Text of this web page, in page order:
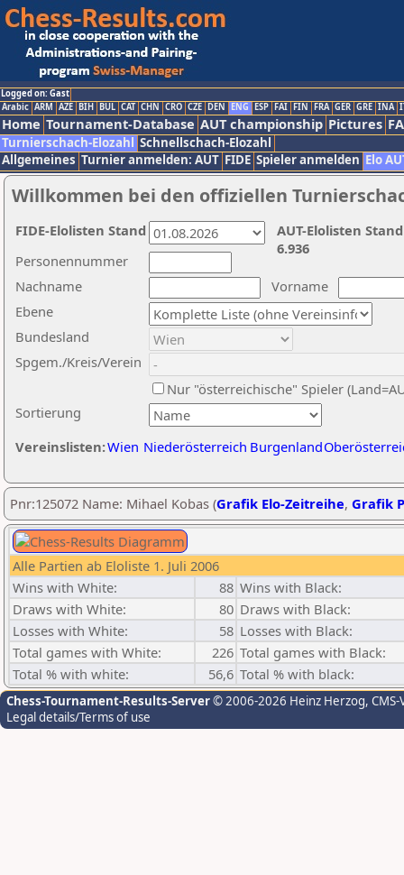
Logged on: Gast
Arabic ARM AZE BIH BUL CAT CHN CRO CZE DEN ENG ESP FAI FIN FRA GER GRE INA
Home Tournament-Database AUT championship Pictures
Turnierschach-Elozahl Schnellschach-Elozahl
Allgemeines Turnier anmelden: AUT FIDE Spieler anmelden Elo
Willkommen bei den offiziellen
Nachname
Vorname
Ebene
Sortierung
Personennummer
Bundesland
Spgem./Kreis/Verein
Nur "österreichische" Spieler
Vereinslisten:Wien Niederösterreich Burgenland
AUT-Elolisten
6.936
FIDE-Elolisten Stand
Pnr:125072 Name: Mihael Kobas (Grafik Elo-Zeitreihe, Grafik
Alle Partien ab Eloliste 1. Juli 2006
Wins with White:
88 Wins with Black:
Draws with White:
80 Draws with Black:
Losses with White:
58 Losses with Black:
Total games with White:
226 Total games with Black:
Total % with white:
56,6 Total % with black:
Chess-Tournament-Results-Server© 2006-2026 Heinz Herzog,
Legal details/Terms of use